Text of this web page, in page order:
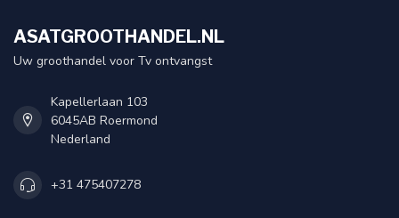
ASATGROOTHANDEL.NL
Uw groothandel voor Tv ontvangst
Kapellerlaan 103
6045AB Roermond
Nederland
+31 475407278